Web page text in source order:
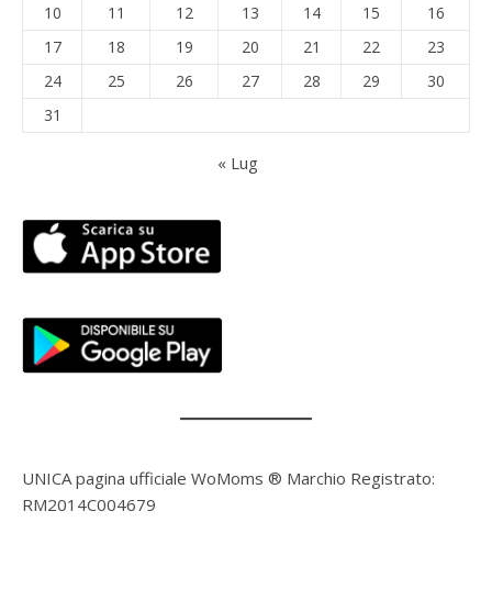
10
11 12 13 14 15
16
17
18 19 20 21 22
23
24
25 26 27 28 29
30
31
« Lug
UNICA pagina ufficiale WoMoms ® Marchio Registrato:
RM2014C004679